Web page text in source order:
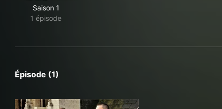
Saison 1
1 épisode
Épisode (1)